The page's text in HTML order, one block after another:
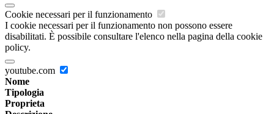
Cookie necessari per il funzionamento
I cookie necessari per il funzionamento non possono essere
disabilitati. È possibile consultare l'elenco nella pagina della cookie
policy.
youtube.com
Nome
Tipologia
Proprieta